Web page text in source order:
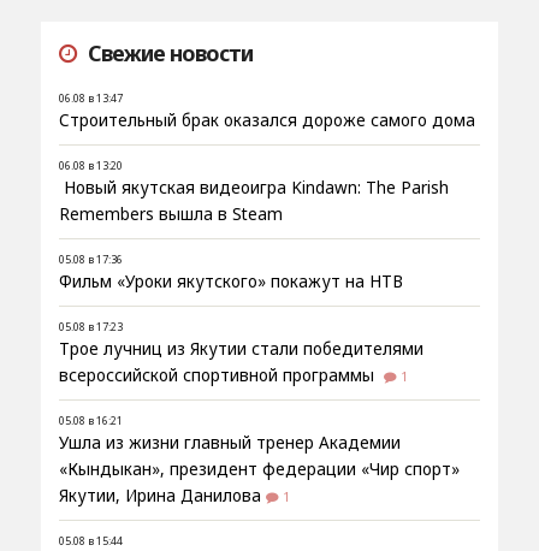
Свежие новости
06.08 в 13:47
Строительный брак оказался дороже самого дома
06.08 в 13:20
Новый якутская видеоигра Kindawn: The Parish
Remembers вышла в Steam
05.08 в 17:36
Фильм «Уроки якутского» покажут на НТВ
05.08 в 17:23
Трое лучниц из Якутии стали победителями
всероссийской спортивной программы
1
05.08 в 16:21
Ушла из жизни главный тренер Академии
«Кындыкан», президент федерации «Чир спорт»
Якутии, Ирина Данилова
1
05.08 в 15:44